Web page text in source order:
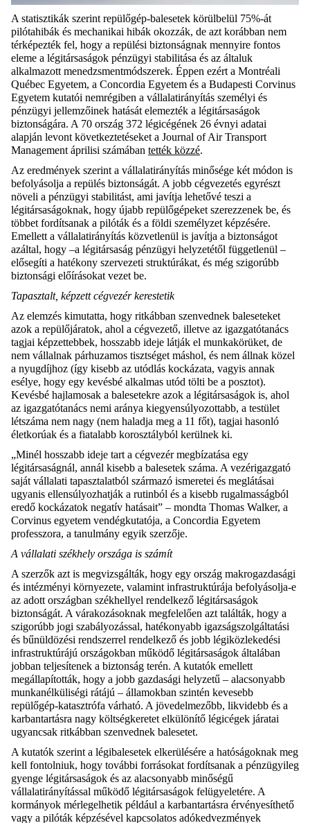
A statisztikák szerint repülőgép-balesetek körülbelül 75%-át
pilótahibák és mechanikai hibák okozzák, de azt korábban nem
térképezték fel, hogy a repülési biztonságnak mennyire fontos
eleme a légitársaságok pénzügyi stabilitása és az általuk
alkalmazott menedzsmentmódszerek. Éppen ezért a Montréali
Québec Egyetem, a Concordia Egyetem és a Budapesti Corvinus
Egyetem kutatói nemrégiben a vállalatirányítás személyi és
pénzügyi jellemzőinek hatását elemezték a légitársaságok
biztonságára. A 70 ország 372 légicégének 26 évnyi adatai
alapján levont következtetéseket a Journal of AirTransport
Management áprilisi számában tették közzé.
Az eredmények szerint a vállalatirányítás minősége két módon is
befolyásolja a repülés biztonságát. A jobb cégvezetés egyrészt
növeli a pénzügyi stabilitást, ami javítja lehetővé teszi a
légitársaságoknak, hogy újabb repülőgépeket szerezzenek be, és
többet fordítsanak a pilóták és a földi személyzet képzésére.
Emellett a vállalatirányítás közvetlenül is javítja a biztonságot
azáltal, hogy –a légitársaság pénzügyi helyzetétől függetlenül –
elősegíti a hatékony szervezeti struktúrákat, és még szigorúbb
biztonsági előírásokat vezet be.
Tapasztalt, képzettcégvezérkerestetik
Az elemzés kimutatta, hogy ritkábban szenvednek baleseteket
azok a repülőjáratok, ahol a cégvezető, illetve az igazgatótanács
tagjai képzettebbek, hosszabb ideje látják el munkakörüket, de
nem vállalnak párhuzamos tisztséget máshol, és nem állnak közel
a nyugdíjhoz (így kisebb az utódlás kockázata, vagyis annak
esélye, hogy egy kevésbé alkalmas utód tölti be a posztot).
Kevésbé hajlamosak a balesetekre azok a légitársaságok is, ahol
az igazgatótanács nemi aránya kiegyensúlyozottabb, a testület
létszáma nem nagy (nem haladja meg a 11 főt), tagjai hasonló
életkorúak és a fiatalabb korosztályból kerülnek ki.
„Minél hosszabb ideje tart a cégvezér megbízatása egy
légitársaságnál, annál kisebb a balesetek száma. A vezérigazgató
saját vállalati tapasztalatból származó ismeretei és meglátásai
ugyanis ellensúlyozhatják a rutinból és a kisebb rugalmasságból
eredő kockázatok negatív hatásait” – mondta Thomas Walker, a
Corvinus egyetem vendégkutatója, a Concordia Egyetem
professzora, a tanulmány egyik szerzője.
A vállalati székhely országa is számít
A szerzők azt is megvizsgálták, hogy egy ország makrogazdasági
és intézményi környezete, valamint infrastruktúrája befolyásolja-e
az adott országban székhellyel rendelkező légitársaságok
biztonságát. A várakozásoknak megfelelően azt találták, hogy a
szigorúbb jogi szabályozással, hatékonyabb igazságszolgáltatási
és bűnüldözési rendszerrel rendelkező és jobb légiközlekedési
infrastruktúrájú országokban működő légitársaságok általában
jobban teljesítenek a biztonság terén. A kutatók emellett
megállapították, hogy a jobb gazdasági helyzetű – alacsonyabb
munkanélküliségi rátájú – államokban szintén kevesebb
repülőgép-katasztrófa várható. A jövedelmezőbb, likvidebb és a
karbantartásra nagy költségkeretet elkülönítő légicégek járatai
ugyancsak ritkábban szenvednek balesetet.
A kutatók szerint a légibalesetek elkerülésére a hatóságoknak meg
kell fontolniuk, hogy további forrásokat fordítsanak a pénzügyileg
gyenge légitársaságok és az alacsonyabb minőségű
vállalatirányítással működő légitársaságok felügyeletére. A
kormányok mérlegelhetik például a karbantartásra érvényesíthető
vagy a pilóták képzésével kapcsolatos adókedvezmények